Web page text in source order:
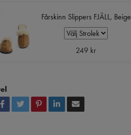
Fårskinn Slippers FJÄLL, Beige
249 kr